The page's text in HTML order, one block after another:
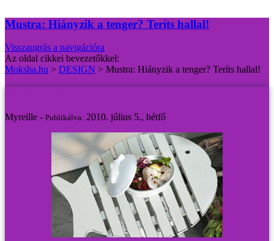
Mustra: Hiányzik a tenger? Teríts hallal!
Visszaugrás a navigációra
Az oldal cikkei bevezetőkkel:
Moksha.hu > DESIGN > Mustra: Hiányzik a tenger? Teríts hallal!
Myreille - Publikálva: 2010. július 5., hétfő